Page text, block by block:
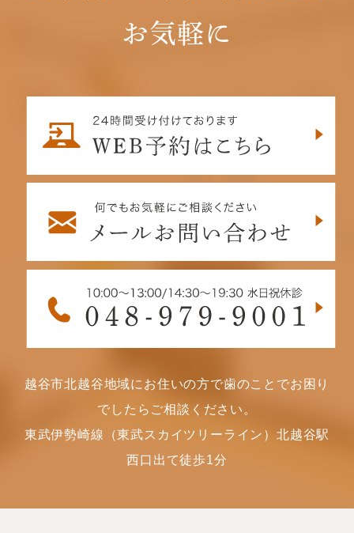
お気軽に
越谷市北越谷地域にお住いの方で歯のことでお困り
でしたらご相談ください。
東武伊勢崎線（東武スカイツリーライン）北越谷駅
西口出て徒歩1分